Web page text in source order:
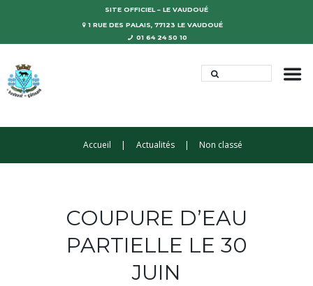
SITE OFFICIEL – LE VAUDOUÉ
1 RUE DES PALAIS, 77123 LE VAUDOUÉ
01 64 24 50 10
Accueil Actualités Non classé
COUPURE D’EAU
PARTIELLE LE 30
JUIN